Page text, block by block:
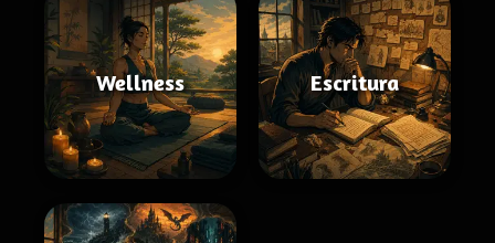
Wellness Escritura